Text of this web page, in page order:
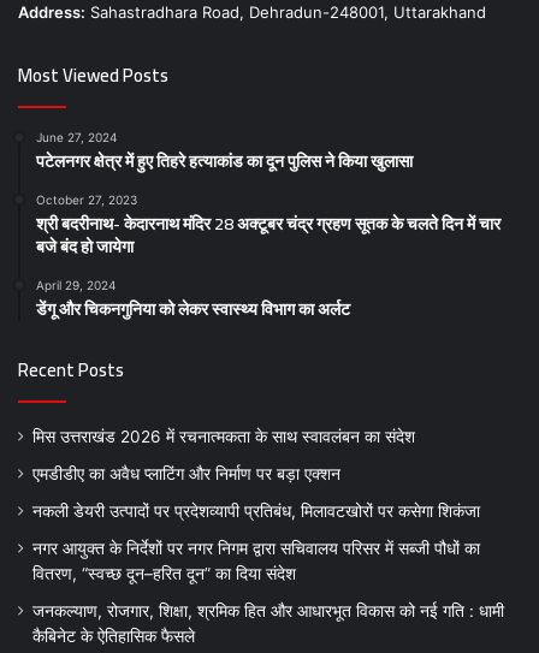
Address: Sahastradhara Road, Dehradun-248001, Uttarakhand
Most Viewed Posts
June 27, 2024
पटेलनगर क्षेत्र में हुए तिहरे हत्याकांड का दून पुलिस ने किया खुलासा
October 27, 2023
श्री बदरीनाथ- केदारनाथ मंदिर 28 अक्टूबर चंद्र ग्रहण सूतक के चलते दिन में चार
बजे बंद हो जायेगा
April 29, 2024
डेंगू और चिकनगुनिया को लेकर स्वास्थ्य विभाग का अर्लट
Recent Posts
मिस उत्तराखंड 2026 में रचनात्मकता के साथ स्वावलंबन का संदेश
एमडीडीए का अवैध प्लाटिंग और निर्माण पर बड़ा एक्शन
नकली डेयरी उत्पादों पर प्रदेशव्यापी प्रतिबंध, मिलावटखोरों पर कसेगा शिकंजा
नगर आयुक्त के निर्देशों पर नगर निगम द्वारा सचिवालय परिसर में सब्जी पौधों का
वितरण, “स्वच्छ दून–हरित दून” का दिया संदेश
जनकल्याण, रोजगार, शिक्षा, श्रमिक हित और आधारभूत विकास को नई गति : धामी
कैबिनेट के ऐतिहासिक फैसले